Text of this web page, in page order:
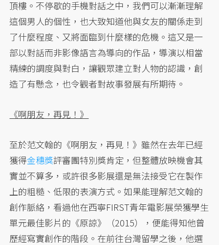
頂樓。不停歇的手機對話之中，我們可以漸漸理解
這個男人的個性，也大致知道他與女友的關係走到
了什麼程度、又將面臨到什麼樣的危機。這又是一
部以對話而非影像語言為導向的作品，導演以相當
精練的調度與對白，讓觀眾建立對人物的認識，創
造了有懸念，也令觀者對故事發展有所期待。
《啊朋友，再見！》
至於范文翰的《啊朋友，再見！》雖然在去年已經
獲得金穗獎評審團特別獎肯定，但整體放映機會其
實並不算多，或許很多影展還是無法接受它在製作
上的粗糙、低限的表演方式。如果能理解范文翰的
創作脈絡，看過他在西寧FIRST青年電影展榮獲學生
單元最佳影片的《原諒》（2015），便能得知他曾
歷經寫實創作的階段。在前往台灣留學之後，他選